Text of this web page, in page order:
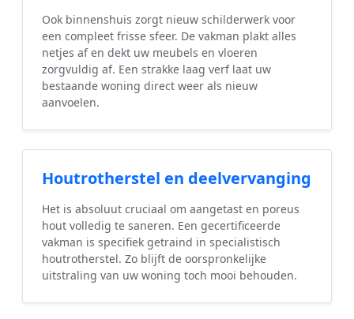
Ook binnenshuis zorgt nieuw schilderwerk voor
een compleet frisse sfeer. De vakman plakt alles
netjes af en dekt uw meubels en vloeren
zorgvuldig af. Een strakke laag verf laat uw
bestaande woning direct weer als nieuw
aanvoelen.
Houtrotherstel en deelvervanging
Het is absoluut cruciaal om aangetast en poreus
hout volledig te saneren. Een gecertificeerde
vakman is specifiek getraind in specialistisch
houtrotherstel. Zo blijft de oorspronkelijke
uitstraling van uw woning toch mooi behouden.